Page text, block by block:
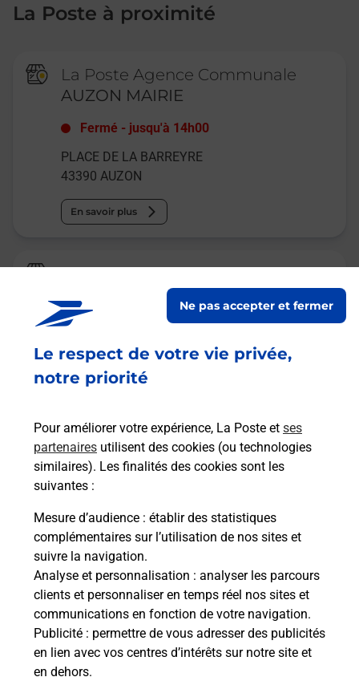
Le respect de votre vie privée,
notre priorité
Pour améliorer votre expérience, La Poste et ses
partenaires utilisent des cookies (ou technologies
similaires). Les finalités des cookies sont les
suivantes :
Mesure d’audience : établir des statistiques
complémentaires sur l’utilisation de nos sites et
suivre la navigation.
Analyse et personnalisation : analyser les parcours
clients et personnaliser en temps réel nos sites et
communications en fonction de votre navigation.
Publicité : permettre de vous adresser des publicités
en lien avec vos centres d’intérêts sur notre site et
en dehors.
Ne pas accepter et fermer
La Poste à proximité
La Poste Agence Communale
AUZON MAIRIE
Fermé - jusqu'à 14h00
PLACE DE LA BARREYRE
43390 AUZON
En savoir plus
Relais Pickup
TOMIO CHRISTIANE
ouvre mardi à 08h45
7 RUE MARTIN BONJEAN
63570 BRASSAC LES MINES
Malin !
La Poste
en ligne
Ouvert 24h/24
En savoir plus